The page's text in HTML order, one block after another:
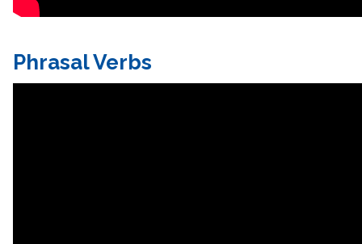
Phrasal Verbs